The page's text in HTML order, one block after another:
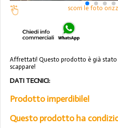
scorri le foto
Affrettati! Questo prodotto è già
scappare!
DATI TECNICI:
Prodotto imperdibile!
Questo prodotto ha